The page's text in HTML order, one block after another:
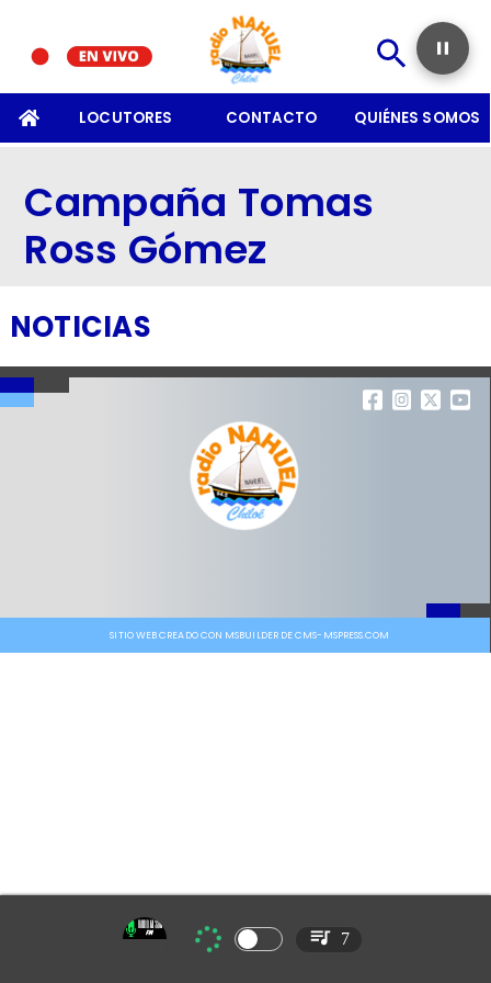
LOCUTORES CONTACTO QUIÉNES SOMOS
Campaña Tomas
Ross Gómez
NOTICIAS
SITIO WEB CREADO CON MSBUILDER DE CMS-MSPRESS.COM
7